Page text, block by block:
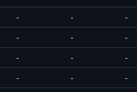
- -
-
- -
-
- -
-
- -
-